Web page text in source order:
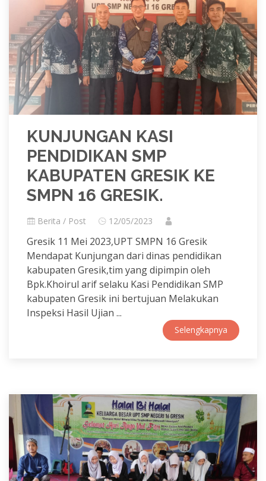
KUNJUNGAN KASI
PENDIDIKAN SMP
KABUPATEN GRESIK KE
SMPN 16 GRESIK.
Berita / Post 12/05/2023
Gresik 11 Mei 2023,UPT SMPN 16 Gresik
Mendapat Kunjungan dari dinas pendidikan
kabupaten Gresik,tim yang dipimpin oleh
Bpk.Khoirul arif selaku Kasi Pendidikan SMP
kabupaten Gresik ini bertujuan Melakukan
Inspeksi Hasil Ujian ...
Selengkapnya